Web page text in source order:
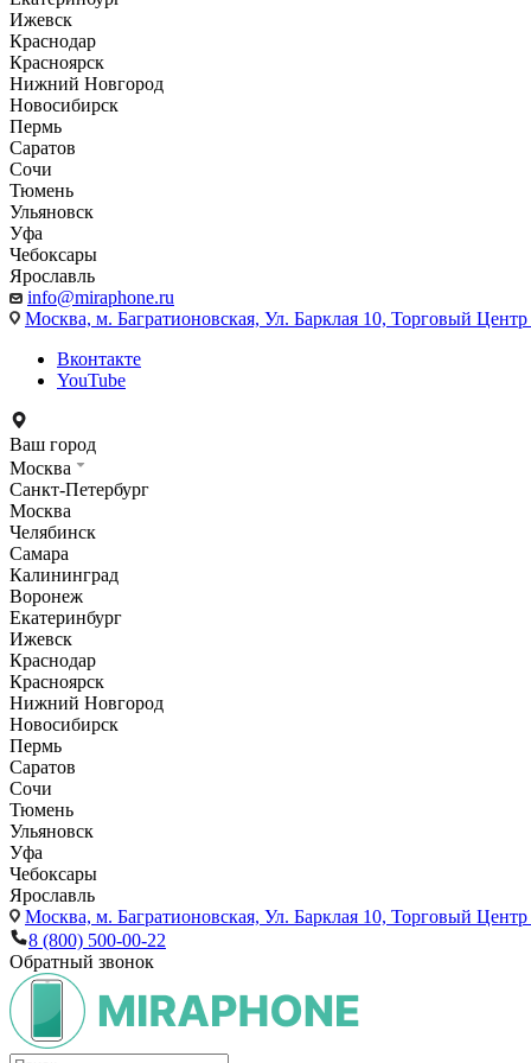
Ижевск
Краснодар
Красноярск
Нижний Новгород
Новосибирск
Пермь
Саратов
Сочи
Тюмень
Ульяновск
Уфа
Чебоксары
Ярославль
info@miraphone.ru
Москва, м. Багратионовская, Ул. Барклая 10, Торговый
Вконтакте
YouTube
Ваш город
Москва
Санкт-Петербург
Москва
Челябинск
Самара
Калининград
Воронеж
Екатеринбург
Ижевск
Краснодар
Красноярск
Нижний Новгород
Новосибирск
Пермь
Саратов
Сочи
Тюмень
Ульяновск
Уфа
Чебоксары
Ярославль
Москва, м. Багратионовская, Ул. Барклая 10, Торговый
8 (800) 500-00-22
Обратный звонок